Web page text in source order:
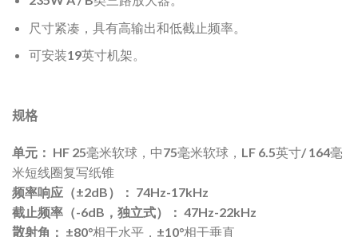
可安装19英寸机架。
单元：
米短线圈复写纸锥
频率响应（±2dB）：74Hz-17kHz
截止频率（-6dB，独立式）：
散射角： ±80°相干水平，±10°相干垂直
最高 连续声压级（1米）：
109dB
音频输入：后面板安装母xlr（引脚2 +）